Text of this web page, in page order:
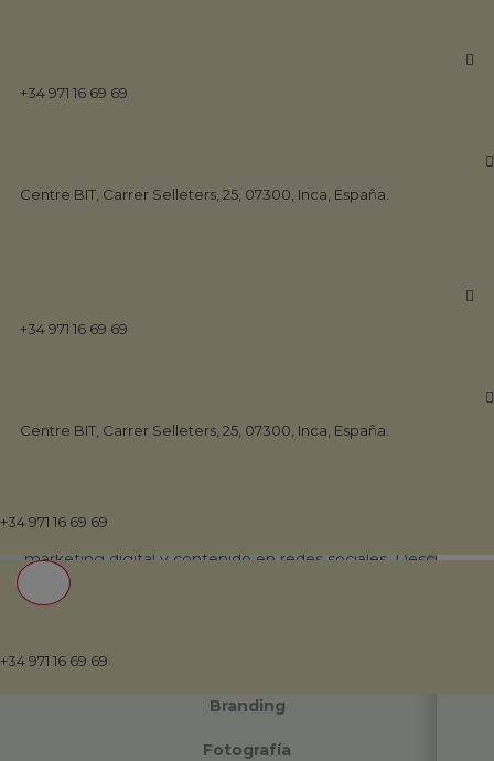
+34 971 16 69 69
Centre BIT, Carrer Selleters, 25, 07300, Inca, España.
+34 971 16 69 69
Centre BIT, Carrer Selleters, 25, 07300, Inca, España.
+34 971 16 69 69
+34 971 16 69 69
Home Portfolio
Portfolio
Explora nuestros proyectos de branding, desarrollo web,
marketing digital y contenido en redes sociales. Descubre
cómo ayudamos a nuestros clientes a destacar en línea.
Branding
Fotografía